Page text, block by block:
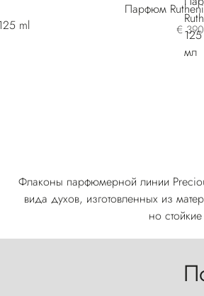
ml
Парфюм
€ 390
Флаконы парфюмерной линии
вида духов, изготовленных из
но